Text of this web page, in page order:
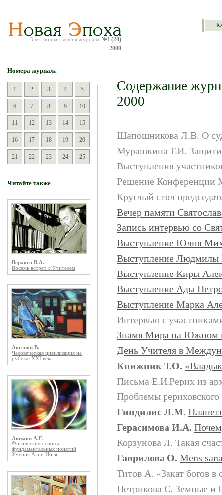
Электронная версия журнала №1 (24)
2000
Номера журнала
1 2 3 4 5
6 7 8 9 10
11 12 13 14 15
16 17 18 19 20
21 22 23 24 25
Читайте также
Вераксо В.А.
Восемь встреч с Учителем
Аксенов В.
Человеческая цивилизация на
рубеже XXI века
Акимов А.Е.
Физические основы
фундаментальных понятий
Учения Агни Йоги
Содержание
2000
Шапошникова Л.В. О
Мурашкина Т.И.
Выступления
Решение Конференции
Круглый стол
Вечер памяти
Запись интервью со
Выступление Юлия
Выступление Людмилы
Выступление Киры
Выступление Ады
Выступление Марка
Интервью с
Знамя Мира на Южном
День Учителя в
Книжник Т.О.
Письма Е.И.Рерих из
Проблемы
Гиндилис Л.М.
Герасимова И.А.
Корзунова Л. Такая
Гаврилова О. Mens
Титов А. «Закат богов
Петрикова С. Земные и